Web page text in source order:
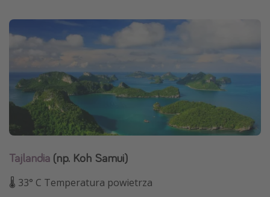
Tajlandia (np. Koh Samui)
🌡 33° C Temperatura powietrza